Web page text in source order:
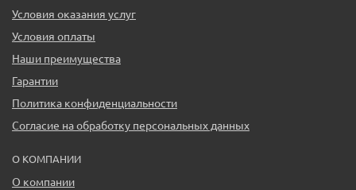
Условия оказания услуг
Условия оплаты
Наши преимущества
Гарантии
Политика конфиденциальности
Согласие на обработку персональных данных
О КОМПАНИИ
О компании